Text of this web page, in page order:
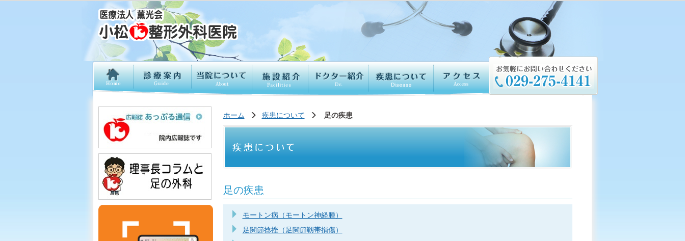
ドクター紹介 疾患について アクセス お問い合わせ
ホーム 疾患について 足の疾患
足の疾患
モートン病（モートン神経腫）
足関節捻挫（足関節靱帯損傷）